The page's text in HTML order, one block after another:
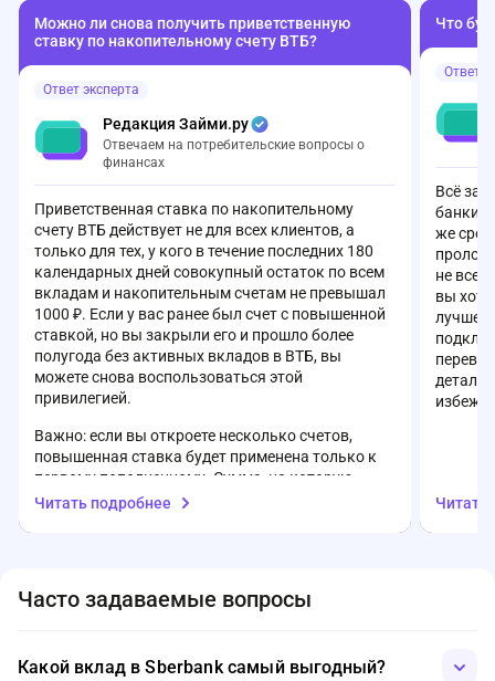
Можно ли снова получить приветственную
ставку по накопительному счету ВТБ?
Ответ эксперта
Редакция Займи.ру
Отвечаем на потребительские вопросы о
финансах
Приветственная ставка по накопительному
счету ВТБ действует не для всех клиентов, а
только для тех, у кого в течение последних 180
календарных дней совокупный остаток по всем
вкладам и накопительным счетам не превышал
1000 ₽. Если у вас ранее был счет с повышенной
ставкой, но вы закрыли его и прошло более
полугода без активных вкладов в ВТБ, вы
можете снова воспользоваться этой
привилегией.
Важно: если вы откроете несколько счетов,
повышенная ставка будет применена только к
первому пополненному. Сумма, на которую
начисляется приветственная ставка,
Также стоит учитывать, что проценты
открытия. Подробные условия актуальной
Читать подробнее
Что
Ответ
Всё
банки
же срок
не
вы
лучше
детали
Читать
Часто задаваемые вопросы
Какой вклад в Sberbank самый выгодный?